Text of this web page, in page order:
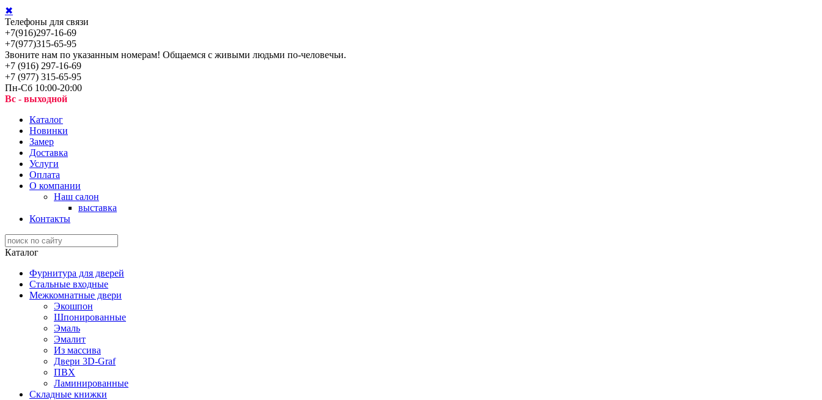
✖
Телефоны для связи
+7(916)297-16-69
+7(977)315-65-95
Звоните нам по указанным номерам! Общаемся с живыми людьми по-человечьи.
+7 (916) 297-16-69
+7 (977) 315-65-95
Пн-Сб 10:00-20:00
Вс - выходной
Каталог
Новинки
Замер
Доставка
Услуги
Оплата
О компании
Наш салон
выставка
Контакты
Каталог
Фурнитура для дверей
Стальные входные
Межкомнатные двери
Экошпон
Шпонированные
Эмаль
Эмалит
Из массива
Двери 3D-Graf
ПВХ
Ламинированные
Складные книжки